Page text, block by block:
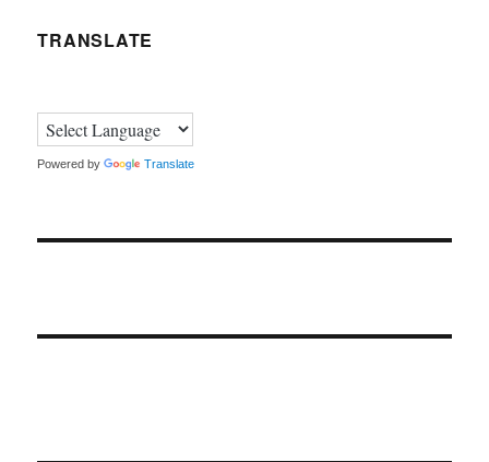
TRANSLATE
Powered by Translate